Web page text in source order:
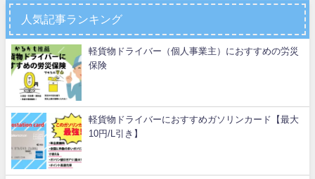
人気記事ランキング
軽貨物ドライバー（個人事業主）におすすめの労災
保険
軽貨物ドライバーにおすすめガソリンカード【最大
10円/L引き】